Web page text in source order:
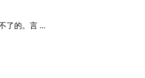
了的。言 ...